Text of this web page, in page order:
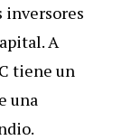
inversores
A
tiene un
una